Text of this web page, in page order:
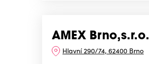
AMEX Brno,s.r.o.
Hlavní 290/74, 62400 Brno